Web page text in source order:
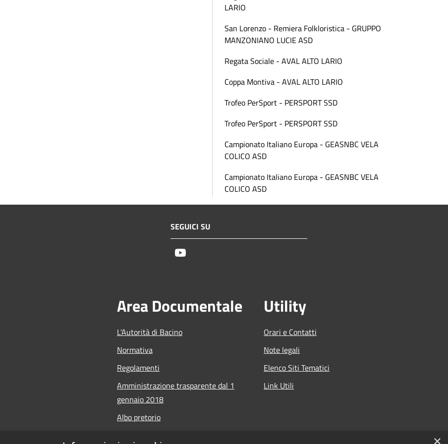
LARIO
San Lorenzo - Remiera Folkloristica - GRUPPO
MANZONIANO LUCIE ASD
Regata Sociale - AVAL ALTO LARIO
Coppa Montiva - AVAL ALTO LARIO
Trofeo PerSport - PERSPORT SSD
Trofeo PerSport - PERSPORT SSD
Campionato Italiano Europa - GEASNBC VELA
COLICO ASD
Campionato Italiano Europa - GEASNBC VELA
COLICO ASD
SEGUICI SU
Area Documentale
L'Autorità di Bacino
Normativa
Regolamenti
Amministrazione trasparente dal 1
gennaio 2018
Albo pretorio
Utility
Orari e Contatti
Note legali
Elenco Siti Tematici
Link Utili